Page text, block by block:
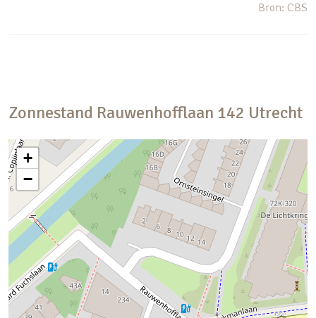
Bron: CBS
Zonnestand Rauwenhofflaan 142 Utrecht
+
−